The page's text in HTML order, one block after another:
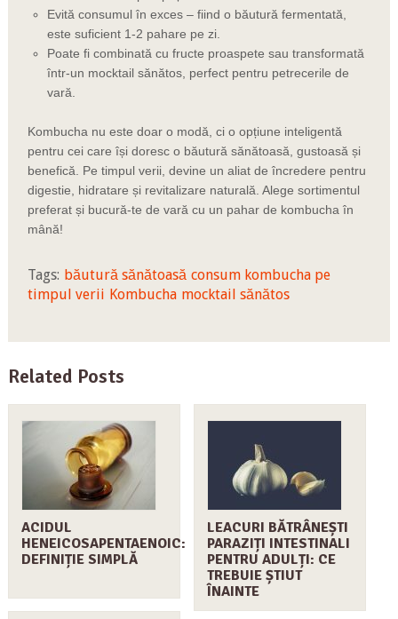
Evită consumul în exces – fiind o băutură fermentată,
este suficient 1-2 pahare pe zi.
Poate fi combinată cu fructe proaspete sau transformată
într-un mocktail sănătos, perfect pentru petrecerile de
vară.
Kombucha nu este doar o modă, ci o opțiune inteligentă
pentru cei care își doresc o băutură sănătoasă, gustoasă și
benefică. Pe timpul verii, devine un aliat de încredere pentru
digestie, hidratare și revitalizare naturală. Alege sortimentul
preferat și bucură-te de vară cu un pahar de kombucha în
mână!
Tags: băutură sănătoasă consum kombucha pe
timpul verii Kombucha mocktail sănătos
Related Posts
ACIDUL
HENEICOSAPENTAENOIC:
DEFINIȚIE SIMPLĂ
LEACURI BĂTRÂNEȘTI
PARAZIȚI INTESTINALI
PENTRU ADULȚI: CE
TREBUIE ȘTIUT
ÎNAINTE